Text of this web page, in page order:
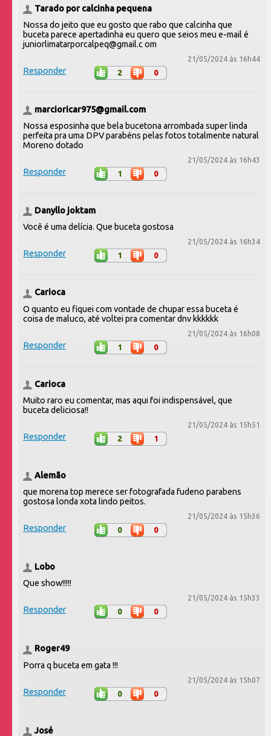
Tarado por calcinha pequena
Nossa do jeito que eu gosto que rabo que calcinha que
buceta parece apertadinha eu quero que seios meu e-mail é
juniorlimatarporcalpeq@gmail.c om
21/05/2024 às 16h44
Responder 2 0
marcioricar975@gmail.com
Nossa esposinha que bela bucetona arrombada super linda
perfeita pra uma DPV parabéns pelas fotos totalmente natural
Moreno dotado
21/05/2024 às 16h43
Responder 1 0
Danyllo joktam
Você é uma delícia. Que buceta gostosa
21/05/2024 às 16h34
Responder 1 0
Carioca
O quanto eu fiquei com vontade de chupar essa buceta é
coisa de maluco, até voltei pra comentar dnv kkkkkk
21/05/2024 às 16h08
Responder 1 0
Carioca
Muito raro eu comentar, mas aqui foi indispensável, que
buceta deliciosa!!
21/05/2024 às 15h51
Responder 2 1
Alemão
que morena top merece ser fotografada fudeno parabens
gostosa londa xota lindo peitos.
21/05/2024 às 15h36
Responder 0 0
Lobo
Que show!!!!!
21/05/2024 às 15h33
Responder 0 0
Roger49
Porra q buceta em gata !!!
21/05/2024 às 15h07
Responder 0 0
José